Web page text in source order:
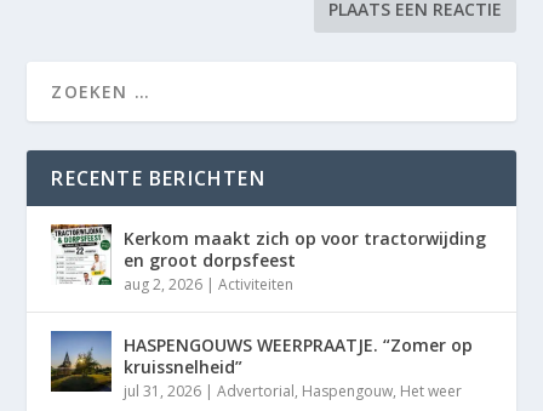
RECENTE BERICHTEN
Kerkom maakt zich op voor tractorwijding
en groot dorpsfeest
aug 2, 2026 |Activiteiten
HASPENGOUWS WEERPRAATJE. “Zomer op
kruissnelheid”
jul 31, 2026 |Advertorial, Haspengouw, Het weer